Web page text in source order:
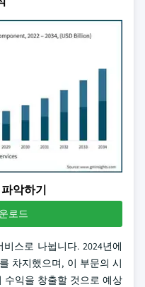
악하기
로드
스로 나뉩니다. 2024년에
차지했으며, 이 부문의 시
수익을 창출할 것으로 예상